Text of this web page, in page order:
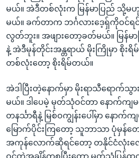
မယ်။ အဲဒီတစ်လုံးက မြန်မာပြည် သို့မ
မယ်။ ခက်တာက ဘင်္ဂလားဒေ့ရှ်ကိုဝင်ရ
လွတ်ဘူး။ အဖျားတော့ခတ်မယ်။ မြန်မာ
နဲ့ အဲဒီမုန်တိုင်းအန္တရာယ် မိုးကြိုမှာ စိုး
တစ်လုံးတော့ စိုးရိမ်တယ်။
အဲဒါပြီးတဲ့နောက်မှာ မိုးရာသီရောက်
မယ်။ ဒါပေမဲ့ မုတ်သုံဝင်တာ နောက်ကျ
တနင်္သာရီနဲ့ မြစ်ဝကျွန်းပေါ်မှာ နော
မြောက်ပိုင်းကြတော့ သူဘာသာ ပုံမှန်တ
အကုန်လောက်ဆိုရင်တော့ တနိုင်ငံလုံးလ
ဝင်တဲ့အချိန်ကစပြီးတော့ မုတ်သုံပြန်